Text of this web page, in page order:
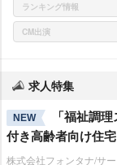
ランキング情報
CM出演
求人特集
NEW
「福祉調
付き高齢者向け住宅
株式会社フォンタナ/サ